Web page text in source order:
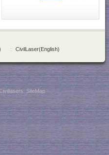
:: CivilLaser(English)
SiteMap